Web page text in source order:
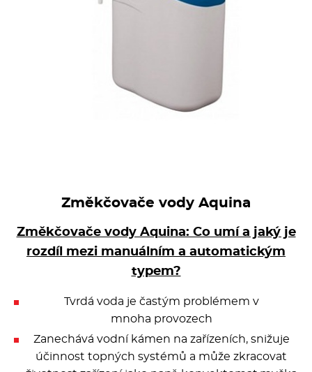
Sporáky
Myčky
Změkčovače vody Aquina
Změkčovače vody Aquina: Co umí a jaký je
rozdíl mezi manuálním a automatickým
typem?
Tvrdá voda je častým problémem v
mnoha provozech
Zanechává vodní kámen na zařízeních, snižuje
účinnost topných systémů a může zkracovat